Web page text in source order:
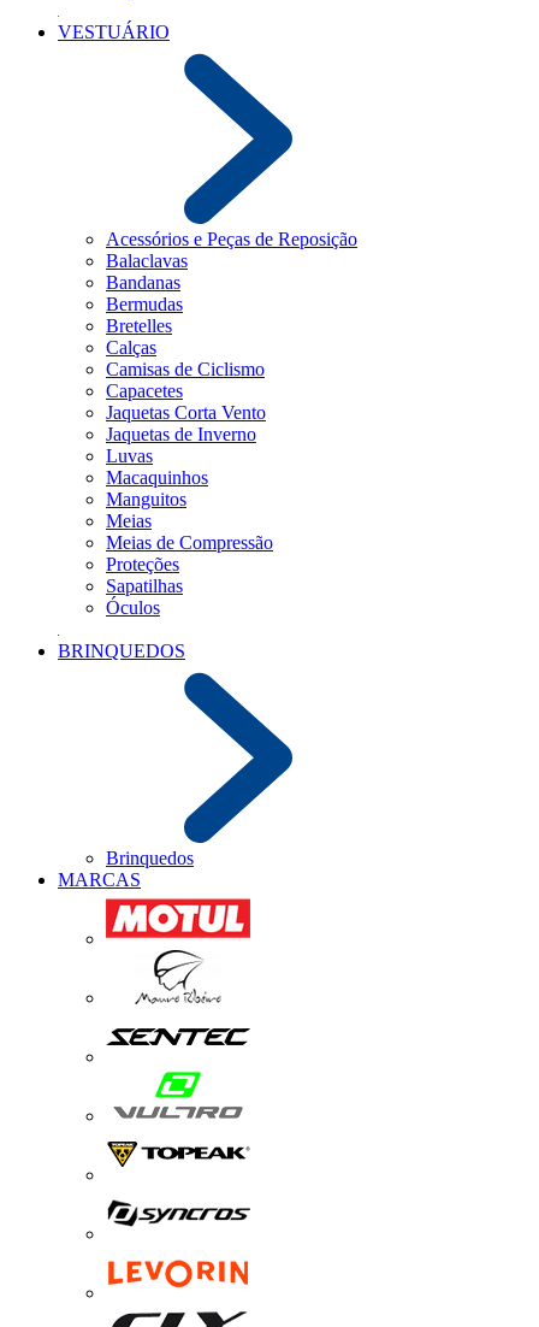
VESTUÁRIO
Acessórios e Peças de Reposição
Balaclavas
Bandanas
Bermudas
Bretelles
Calças
Camisas de Ciclismo
Capacetes
Jaquetas Corta Vento
Jaquetas de Inverno
Luvas
Macaquinhos
Manguitos
Meias
Meias de Compressão
Proteções
Sapatilhas
Óculos
BRINQUEDOS
Brinquedos
MARCAS